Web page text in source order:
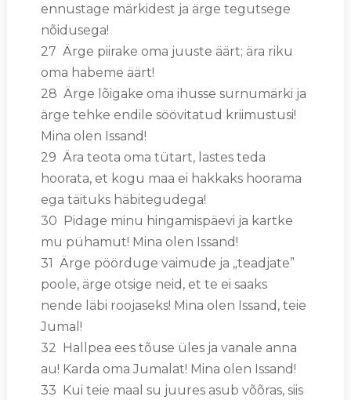
ennustage märkidest ja ärge tegutsege
nõidusega!
27 Ärge piirake oma juuste äärt; ära riku
oma habeme äärt!
28 Ärge lõigake oma ihusse surnumärki ja
ärge tehke endile söövitatud kriimustusi!
Mina olen Issand!
29 Ära teota oma tütart, lastes teda
hoorata, et kogu maa ei hakkaks hoorama
ega täituks häbitegudega!
30 Pidage minu hingamispäevi ja kartke
mu pühamut! Mina olen Issand!
31 Ärge pöörduge vaimude ja „teadjate”
poole, ärge otsige neid, et te ei saaks
nende läbi roojaseks! Mina olen Issand, teie
Jumal!
32 Hallpea ees tõuse üles ja vanale anna
au! Karda oma Jumalat! Mina olen Issand!
33 Kui teie maal su juures asub võõras, siis